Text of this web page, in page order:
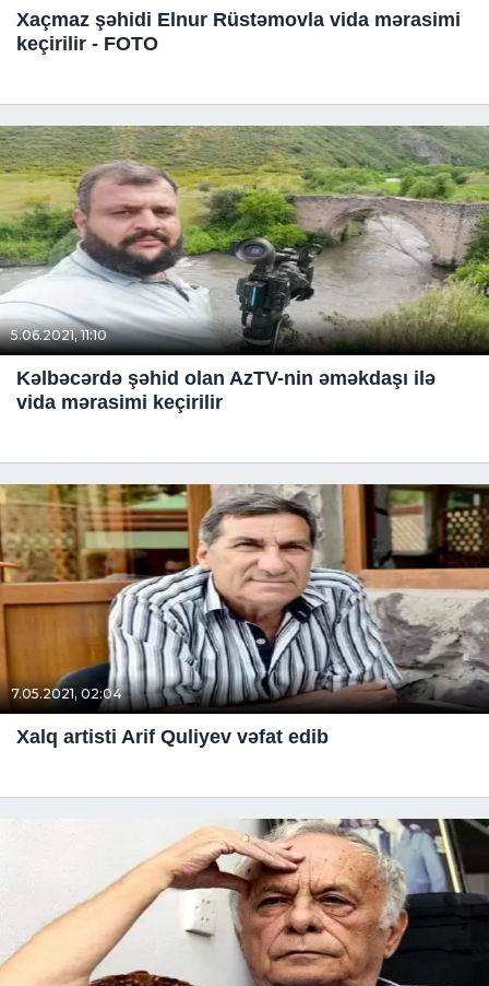
Xaçmaz şəhidi Elnur Rüstəmovla vida mərasimi
keçirilir - FOTO
5.06.2021, 11:10
Kəlbəcərdə şəhid olan AzTV-nin əməkdaşı ilə
vida mərasimi keçirilir
7.05.2021, 02:04
Xalq artisti Arif Quliyev vəfat edib